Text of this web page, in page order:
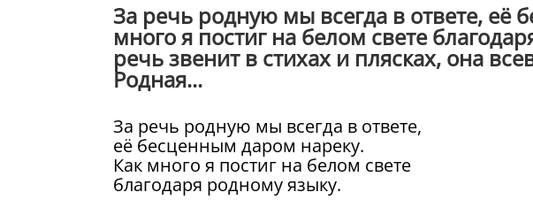
За речь родную мы всегда в ответе, её
много я постиг на белом свете
речь звенит в стихах и плясках, она
Родная...
За речь родную мы всегда в ответе,
её бесценным даром нареку.
Как много я постиг на белом свете
благодаря родному языку.